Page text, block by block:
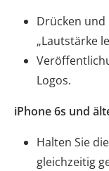
Drücken und
„Lautstärke
Logos.
iPhone 6s und
Halten Sie
gleichzeitig